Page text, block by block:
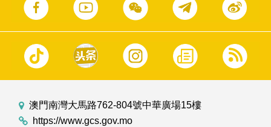
澳門南灣大馬路762-804號中華廣場15樓
https://www.gcs.gov.mo